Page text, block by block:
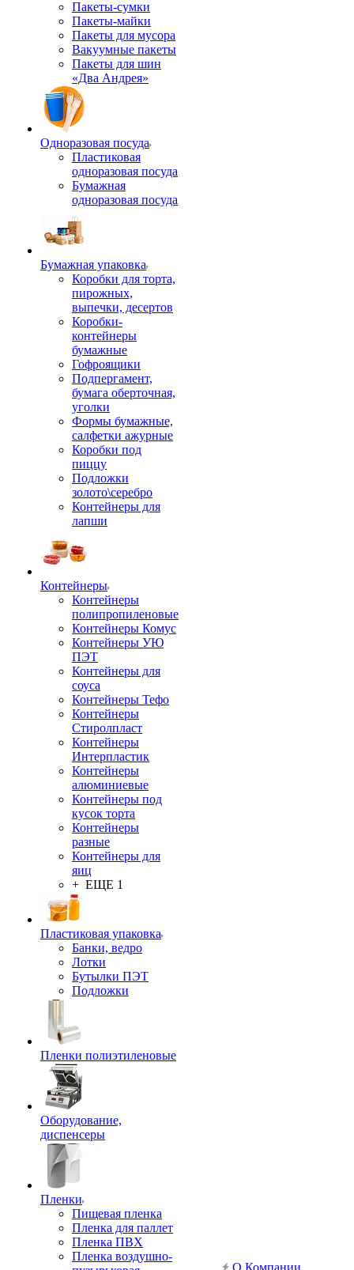
Пакеты-сумки
Пакеты-майки
Пакеты для мусора
Вакуумные пакеты
Пакеты для шин
«Два Андрея»
Одноразовая посуда
Пластиковая
одноразовая посуда
Бумажная
одноразовая посуда
Бумажная упаковка
Коробки для торта,
пирожных,
выпечки, десертов
Коробки-
контейнеры
бумажные
Гофроящики
Подпергамент,
бумага оберточная,
уголки
Формы бумажные,
салфетки ажурные
Коробки под
пиццу
Подложки
золото\серебро
Контейнеры для
лапши
Контейнеры
Контейнеры
полипропиленовые
Контейнеры Комус
Контейнеры УЮ
ПЭТ
Контейнеры для
соуса
Контейнеры Тефо
Контейнеры
Стиролпласт
Контейнеры
Интерпластик
Контейнеры
алюминиевые
Контейнеры под
кусок торта
Контейнеры
разные
Контейнеры для
яиц
+ ЕЩЕ 1
Пластиковая упаковка
Банки, ведро
Лотки
Бутылки ПЭТ
Подложки
Пленки полиэтиленовые
Оборудование,
диспенсеры
Пленки
Пищевая пленка
Пленка для паллет
Пленка ПВХ
Пленка воздушно-
О Компании